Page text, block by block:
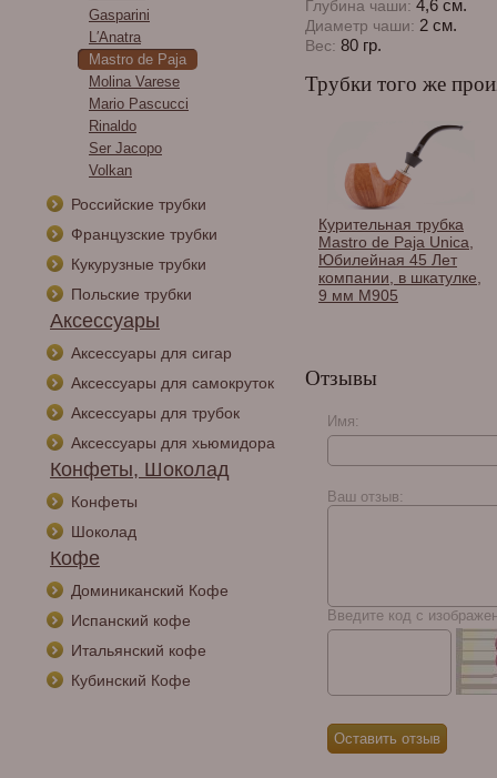
Gasparini
L′Аnatra
Mastro de Paja
Molina Varese
Mario Pascucci
Rinaldo
Ser Jacopo
Volkan
Российские трубки
Французские трубки
Кукурузные трубки
Польские трубки
Аксессуары
Аксессуары для сигар
Аксессуары для самокруток
Аксессуары для трубок
Аксессуары для хьюмидора
Конфеты, Шоколад
Конфеты
Шоколад
Кофе
Доминиканский Кофе
Испанский кофе
Итальянский кофе
Кубинский Кофе
Глубина чаши: 4,6 см.
Диаметр чаши: 2 см.
Вес: 80 гр.
Трубки того же
Курительная трубка
Mastro de Paja Unica,
Юбилейная 45 Лет
компании, в шкатулке,
9 мм M905
Курительная трубка
мм M423-2
Отзывы
Имя:
Ваш отзыв:
Введите код с